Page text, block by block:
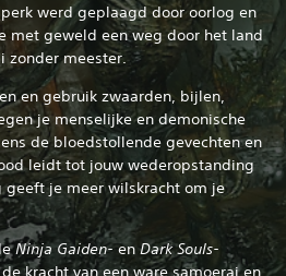
werd geplaagd door oorlog en
met geweld een weg door het land
zonder meester.
en gebruik zwaarden, bijlen,
je menselijke en demonische
de bloedstollende gevechten en
leidt tot jouw wederopstanding
je meer wilskracht om je
Ninja Gaiden-enDark Souls-
kracht van een ware samoerai en